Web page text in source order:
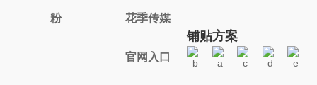
粉 花季传媒
官网入口
铺贴方案
b a c d e